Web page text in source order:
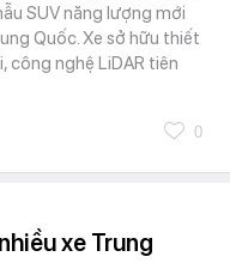
SUV năng lượng mới
Quốc. Xe sở hữu thiết
công nghệ LiDAR tiên
0
xe Trung